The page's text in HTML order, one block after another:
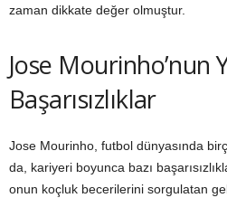
zaman dikkate değer olmuştur.
Jose Mourinho’nun
Başarısızlıklar
Jose Mourinho, futbol dünyasında
da, kariyeri boyunca bazı
onun koçluk becerilerini sorgulatan